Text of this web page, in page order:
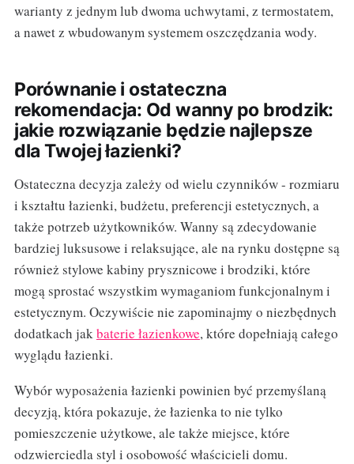
warianty z jednym lub dwoma uchwytami, z termostatem,
a nawet z wbudowanym systemem oszczędzania wody.
Porównanie i ostateczna
rekomendacja: Od wanny po brodzik:
jakie rozwiązanie będzie najlepsze
dla Twojej łazienki?
Ostateczna decyzja zależy od wielu czynników - rozmiaru
i kształtu łazienki, budżetu, preferencji estetycznych, a
także potrzeb użytkowników. Wanny są zdecydowanie
bardziej luksusowe i relaksujące, ale na rynku dostępne są
również stylowe kabiny prysznicowe i brodziki, które
mogą sprostać wszystkim wymaganiom funkcjonalnym i
estetycznym. Oczywiście nie zapominajmy o niezbędnych
dodatkach jakbaterie łazienkowe, które dopełniają całego
wyglądu łazienki.
Wybór wyposażenia łazienki powinien być przemyślaną
decyzją, która pokazuje, że łazienka to nie tylko
pomieszczenie użytkowe, ale także miejsce, które
odzwierciedla styl i osobowość właścicieli domu.